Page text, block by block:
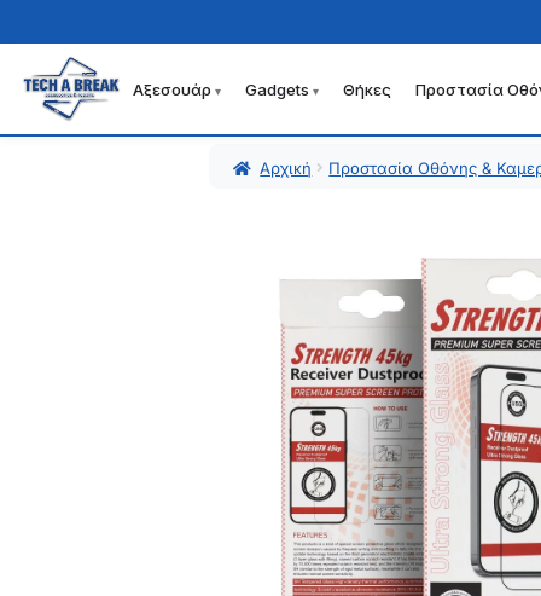
Απευθείας
μετάβαση
Μετάβαση
σε
Αξεσουάρ Gadgets Θήκες Προστασία
Αρχική Προστασία Οθόνης &